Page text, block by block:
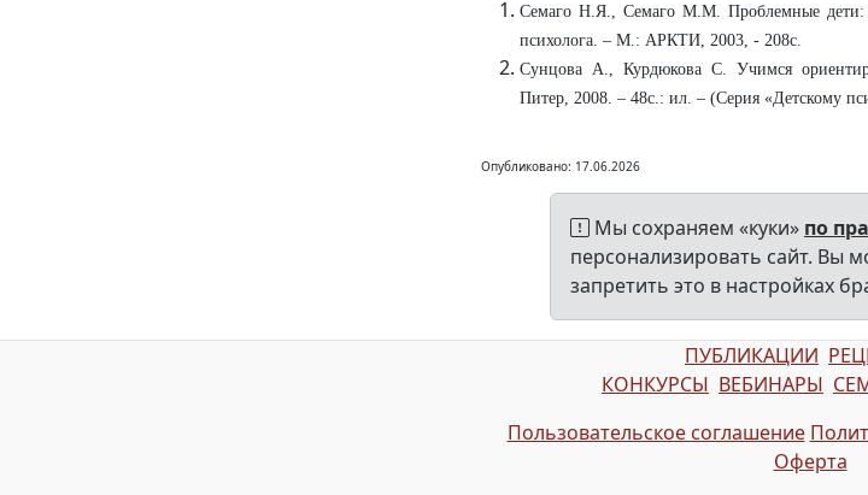
Семаго Н.Я., Семаго М.М. Проблемные дети:
психолога. – М.: АРКТИ, 2003, - 208с.
Сунцова А., Курдюкова С. Учимся
Питер, 2008. – 48с.: ил. – (Серия «Детскому
Опубликовано: 17.06.2026
Мы сохраняем «куки» по
персонализировать сайт. Вы
запретить это в настройках
ПУБЛИКАЦИИ
КОНКУРСЫ ВЕБИНАРЫ
Пользовательское соглашение
Оферта